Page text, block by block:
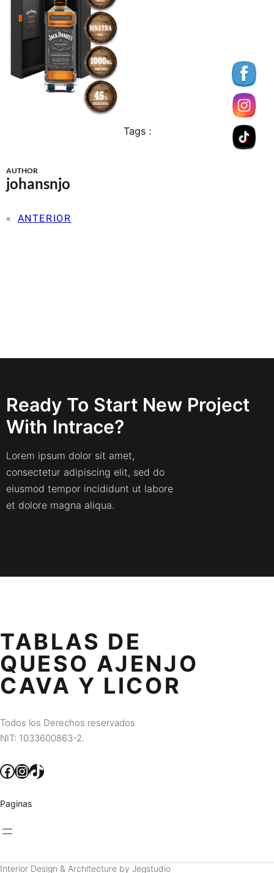
Tags :
AUTHOR
johansnjo
« ANTERIOR
Ready To Start New Project
With Intrace?
Lorem ipsum dolor sit amet,
consectetur adipiscing elit, sed do
eiusmod tempor incididunt ut labore
et dolore magna aliqua.
TABLAS DE
QUESO AJENJO
CAVA Y LICOR
Todos los Derechos reservados
NIT: 1033600863-2.
Facebook InstagramTikTok
Paginas
Interior Design & Architecture by Jegstudio